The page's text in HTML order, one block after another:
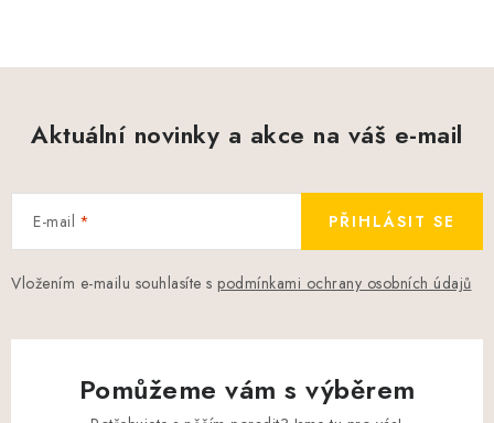
Aktuální novinky a akce na váš e-mail
E-mail
Vložením e-mailu souhlasíte s podmínkami ochrany osobních údajů
PŘIHLÁSIT SE
Pomůžeme vám s výběrem